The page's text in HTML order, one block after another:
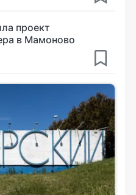
проект
в Мамоново